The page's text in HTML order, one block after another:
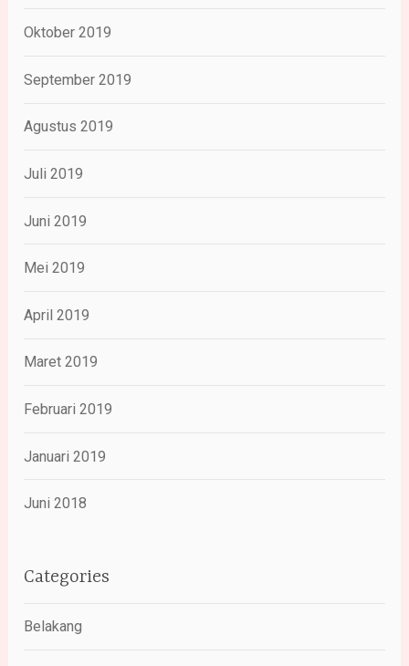
Oktober 2019
September 2019
Agustus 2019
Juli 2019
Juni 2019
Mei 2019
April 2019
Maret 2019
Februari 2019
Januari 2019
Juni 2018
Categories
Belakang